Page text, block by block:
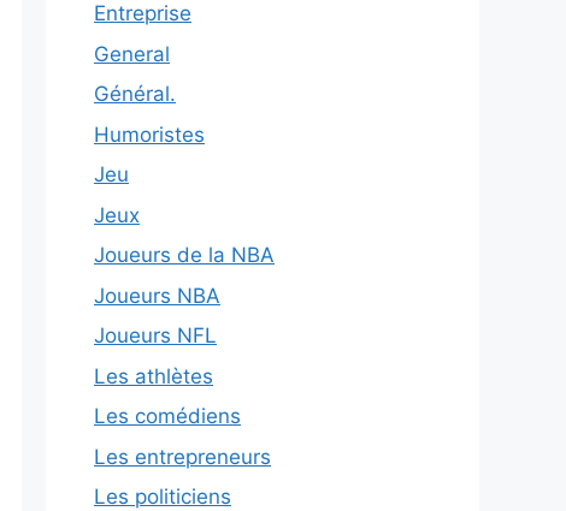
Entreprise
General
Général.
Humoristes
Jeu
Jeux
Joueurs de la NBA
Joueurs NBA
Joueurs NFL
Les athlètes
Les comédiens
Les entrepreneurs
Les politiciens